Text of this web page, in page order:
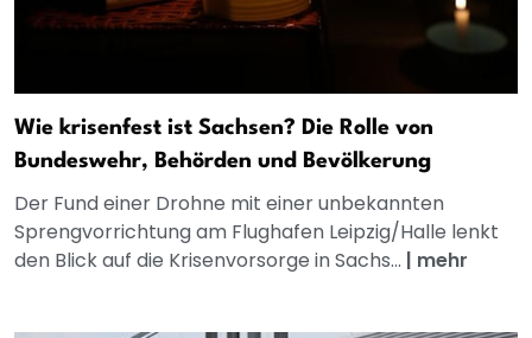
Wie krisenfest ist Sachsen? Die Rolle von
Bundeswehr, Behörden und Bevölkerung
Der Fund einer Drohne mit einer unbekannten
Sprengvorrichtung am Flughafen Leipzig/Halle lenkt
den Blick auf die Krisenvorsorge in Sachs... | mehr